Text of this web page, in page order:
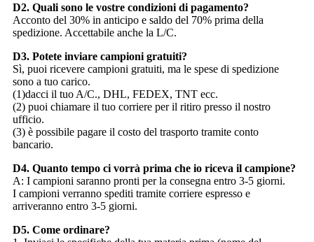
D2. Quali sono le vostre condizioni di pagamento?
Acconto del 30% in anticipo e saldo del 70% prima della
spedizione. Accettabile anche la L/C.
D3. Potete inviare campioni gratuiti?
Sì, puoi ricevere campioni gratuiti, ma le spese di spedizione
sono a tuo carico.
(1)dacci il tuo A/C., DHL, FEDEX, TNT ecc.
(2) puoi chiamare il tuo corriere per il ritiro presso il nostro
ufficio.
(3) è possibile pagare il costo del trasporto tramite conto
bancario.
D4. Quanto tempo ci vorrà prima che io riceva il campione?
A: I campioni saranno pronti per la consegna entro 3-5 giorni.
I campioni verranno spediti tramite corriere espresso e
arriveranno entro 3-5 giorni.
D5. Come ordinare?